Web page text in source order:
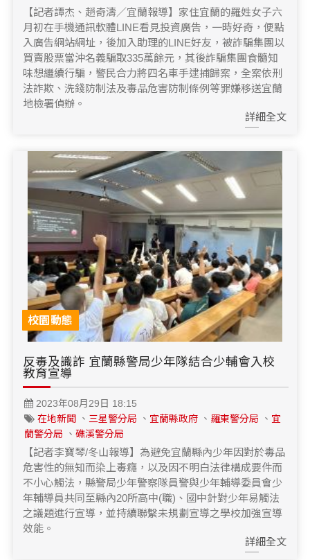
【記者譚杰、趙奇濤／宜蘭報導】家住宜蘭的羅姓女子六
月初在手機通訊軟體LINE看見投資廣告，一時好奇，便點
入廣告網站網址，後加入助理的LINE好友，被詐騙集團以
買賣股票當沖名義騙取335萬餘元，其後詐騙集團食髓知
味想繼續行騙，警民合力將四名車手逮捕歸案，全案依刑
法詐欺、洗錢防制法及毒品危害防制條例等罪嫌移送宜蘭
地檢署偵辦。
詳細全文
校園動態
反毒及識詐 宜蘭縣警局少年隊結合少輔會入校
教育宣導
2023年08月29日 18:15
在地新聞
、 三星警分局 、 宜蘭縣政府 、 羅東警分局 、 宜
蘭警分局 、 礁溪警分局
【記者李寶琴/冬山報導】為避免宜蘭縣內少年因對於毒品
危害性的無知而染上毒癮，以及因不明白法律構成要件而
不小心觸法，縣警局少年警察隊員警與少年輔導委員會少
年輔導員共同至縣內20所高中(職)、國中針對少年易觸法
之議題進行宣導，並持續聯繫未規劃宣導之學校加強宣導
效能。
詳細全文